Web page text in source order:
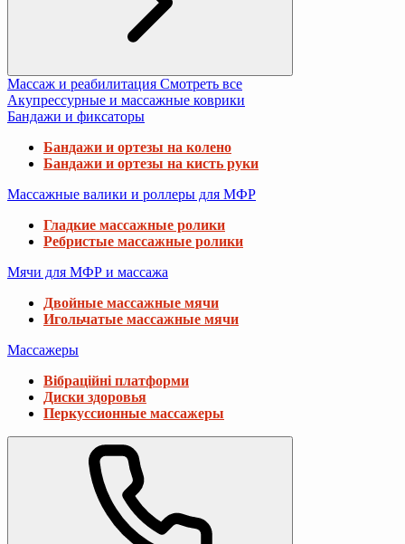
Массаж и реабилитация Смотреть все
Акупрессурные и массажные коврики
Бандажи и фиксаторы
Бандажи и ортезы на колено
Бандажи и ортезы на кисть руки
Массажные валики и роллеры для МФР
Гладкие массажные ролики
Ребристые массажные ролики
Мячи для МФР и массажа
Двойные массажные мячи
Игольчатые массажные мячи
Массажеры
Вібраційні платформи
Диски здоровья
Перкуссионные массажеры